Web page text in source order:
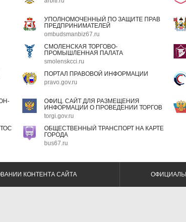
УПОЛНОМОЧЕННЫЙ ПО ЗАЩИТЕ ПРАВ
ПРЕДПРИНИМАТЕЛЕЙ
ombudsmanbiz67.ru
СМОЛЕНСКАЯ ТОРГОВО-
ПРОМЫШЛЕННАЯ ПАЛАТА
smolenskcci.ru
ПОРТАЛ ПРАВОВОЙ ИНФОРМАЦИИ
pravo.gov.ru
ОФИЦ. САЙТ ДЛЯ РАЗМЕЩЕНИЯ
ИНФОРМАЦИИ О ПРОВЕДЕНИИ ТОРГОВ
torgi.gov.ru
ОБЩЕСТВЕННЫЙ ТРАНСПОРТ НА КАРТЕ
ГОРОДА
bus67.ru
КОНТЕНТА САЙТА